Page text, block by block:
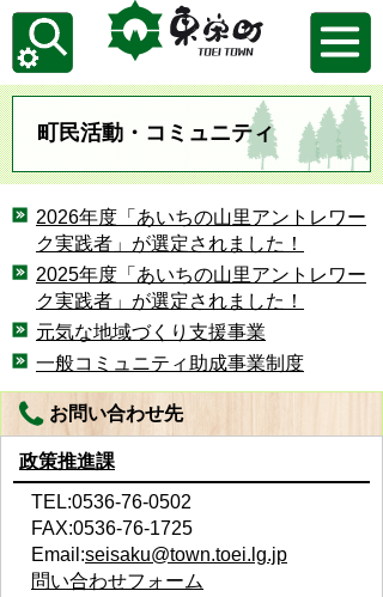
町民活動・コミュニティ
2026年度「あいちの山里アントレワー
ク実践者」が選定されました！
2025年度「あいちの山里アントレワー
ク実践者」が選定されました！
元気な地域づくり支援事業
一般コミュニティ助成事業制度
お問い合わせ先
政策推進課
TEL:0536-76-0502
FAX:0536-76-1725
Email:seisaku@town.toei.lg.jp
問い合わせフォーム